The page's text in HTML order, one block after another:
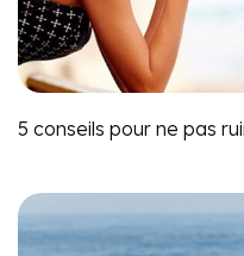
5 conseils pour ne pas